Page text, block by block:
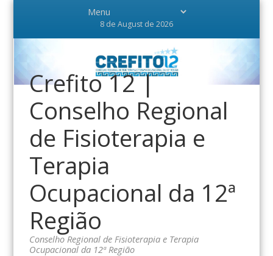
8 de August de 2026
Crefito 12 |
Conselho Regional
de Fisioterapia e
Terapia
Ocupacional da 12ª
Região
Conselho Regional de Fisioterapia e Terapia
Ocupacional da 12ª Região